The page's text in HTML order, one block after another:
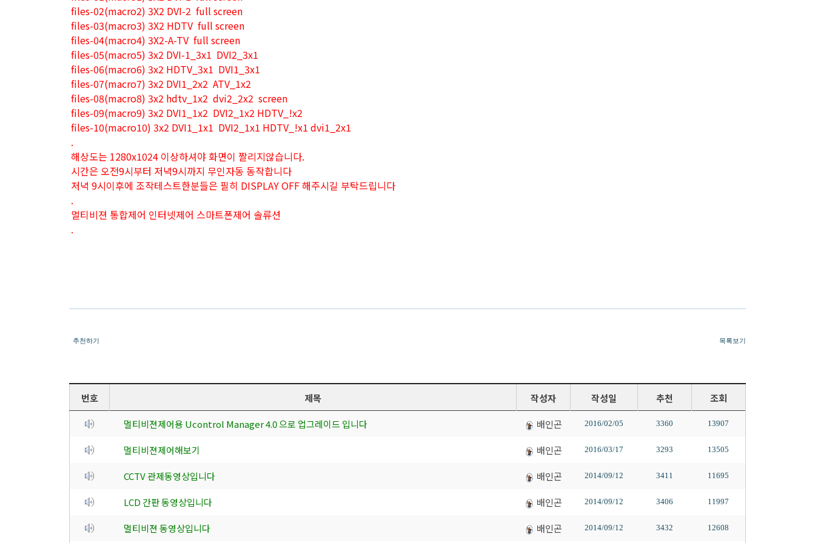
files-02(macro2) 3X2 DVI-2 full screen
files-03(macro3) 3X2 HDTV full screen
files-04(macro4) 3X2-A-TV full screen
files-05(macro5) 3x2 DVI-1_3x1 DVI2_3x1
files-06(macro6) 3x2 HDTV_3x1 DVI1_3x1
files-07(macro7) 3x2 DVI1_2x2 ATV_1x2
files-08(macro8) 3x2 hdtv_1x2 dvi2_2x2 screen
files-09(macro9) 3x2 DVI1_1x2 DVI2_1x2 HDTV_!x2
files-10(macro10) 3x2 DVI1_1x1 DVI2_1x1 HDTV_!x1 dvi1_2x1
.
해상도는 1280x1024 이상하셔야 화면이 짤리지않습니다.
시간은 오전9시부터 저녁9시까지 무인자동 동작합니다
저녁 9시이후에 조작테스트한분들은 필히 DISPLAY OFF 해주시길 부탁드립니다
.
멀티비젼 통합제어 인터넷제어 스마트폰제어 솔류션
.
추천하기 목록보기
번호 제목 작성자 작성일 추천 조회
멀티비젼제어용 Ucontrol Manager 4.0 으로 업그레이드 입니다 배인곤 2016/02/05 3360 13907
멀티비젼제어해보기 배인곤 2016/03/17 3293 13505
CCTV 관제동영상입니다 배인곤 2014/09/12 3411 11695
LCD 간판 동영상입니다 배인곤 2014/09/12 3406 11997
멀티비젼 동영상입니다 배인곤 2014/09/12 3432 12608